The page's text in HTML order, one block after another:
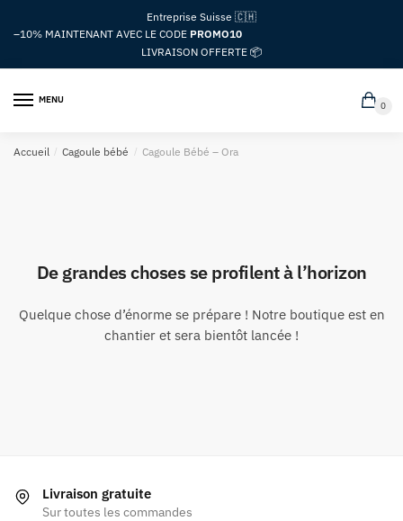
navigation
au
Entreprise Suisse 🇨🇭
–10% MAINTENANT AVEC LE CODE PROMO10
LIVRAISON OFFERTE 📦
MENU
0
Accueil / Cagoule bébé / Cagoule Bébé – Ora
De grandes choses se profilent à l’horizon
Quelque chose d’énorme se prépare ! Notre boutique est en
chantier et sera bientôt lancée !
Livraison gratuite
Sur toutes les commandes